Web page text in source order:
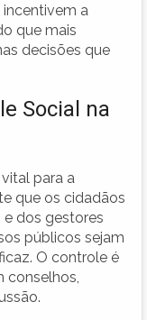
a
que mais
decisões que
Social na
para a
que os cidadãos
dos gestores
públicos sejam
O controle é
conselhos,